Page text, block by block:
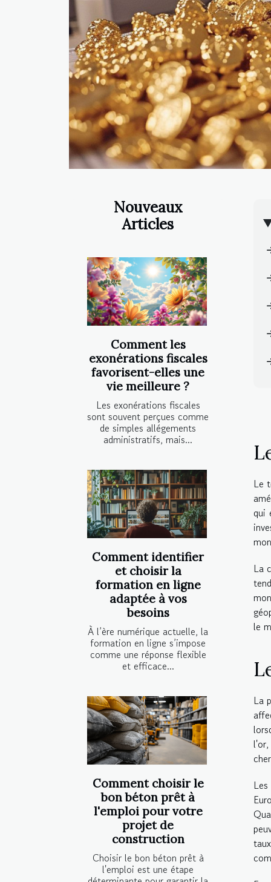
Nouveaux
Articles
Comment les
exonérations fiscales
favorisent-elles une
vie meilleure ?
Les exonérations fiscales
sont souvent perçues comme
de simples allégements
administratifs, mais...
Comment identifier
et choisir la
formation en ligne
adaptée à vos
besoins
À l’ère numérique actuelle, la
formation en ligne s’impose
comme une réponse flexible
et efficace...
Comment choisir le
bon béton prêt à
l'emploi pour votre
projet de
construction
Choisir le bon béton prêt à
l'emploi est une étape
Le
qui
La
le
La